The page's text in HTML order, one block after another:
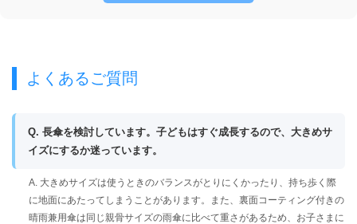
よくあるご質問
Q. 長傘を検討しています。子どもはすぐ成長するので、大きめサ
イズにするか迷っています。
A. 大きめサイズは使うときのバランスがとりにくかったり、持ち歩く際
に地面にあたってしまうことがあります。また、裏面コーティング付きの
晴雨兼用傘は同じ親骨サイズの雨傘に比べて重さがあるため、お子さまに